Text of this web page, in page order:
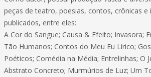
peças de teatro, poesias, contos, crônicas e
publicados, entre eles:
A Cor do Sangue; Causa & Efeito; Invasora;
Tão Humanos; Contos do Meu Eu Lírico;
Poéticos; Comédia na Média; Entrelinhas; O
Abstrato Concreto; Murmúrios de Luz; Um